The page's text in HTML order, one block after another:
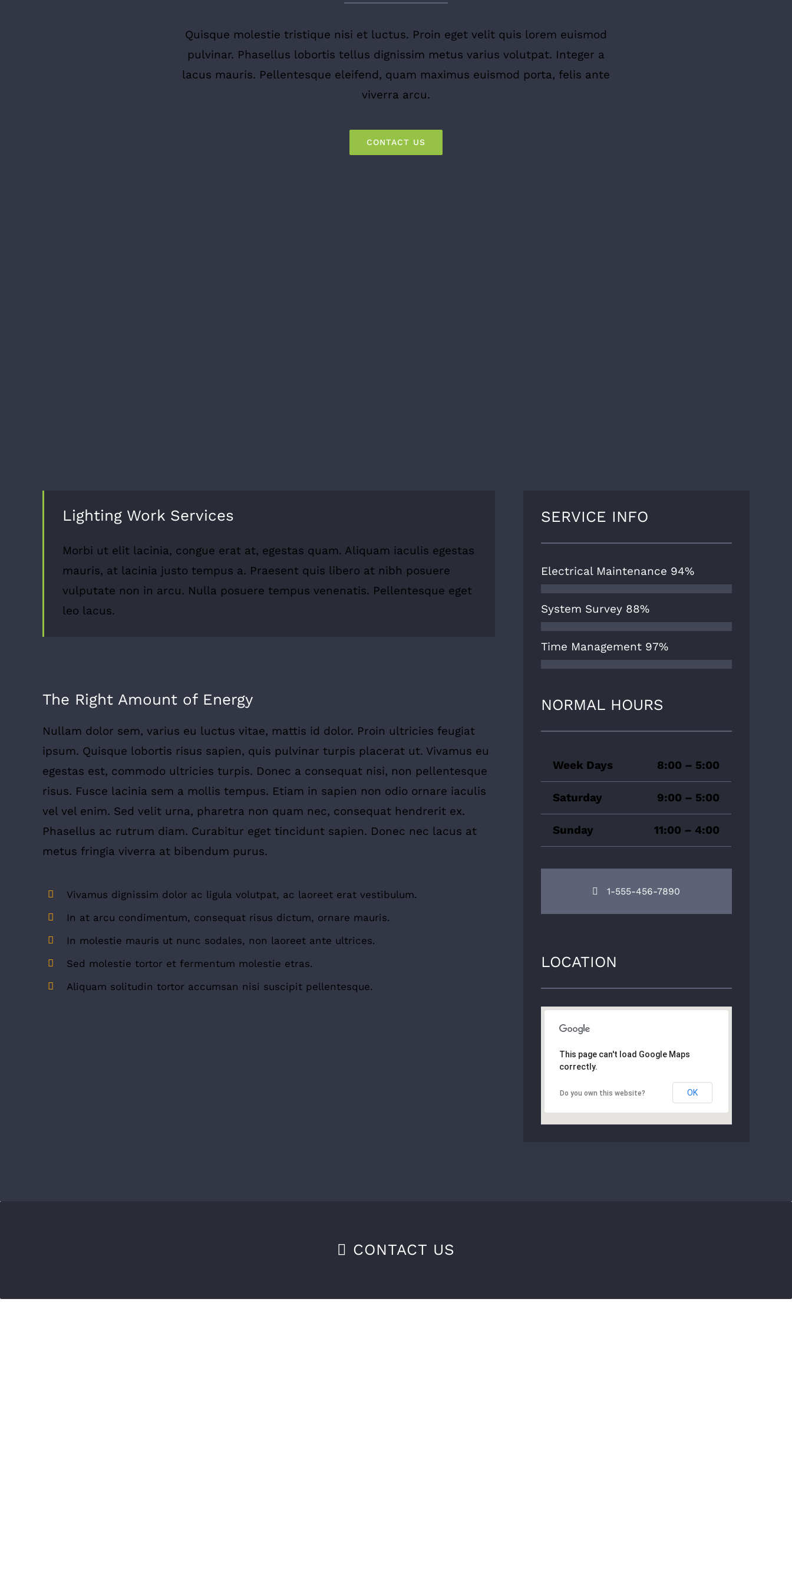
Quisque molestie tristique nisi et luctus. Proin eget velit quis lorem euismod
pulvinar. Phasellus lobortis tellus dignissim metus varius volutpat. Integer a
lacus mauris. Pellentesque eleifend, quam maximus euismod porta, felis ante
viverra arcu.
CONTACT US
Lighting Work Services
Morbi ut elit lacinia, congue erat at, egestas quam. Aliquam iaculis egestas
mauris, at lacinia justo tempus a. Praesent quis libero at nibh posuere
vulputate non in arcu. Nulla posuere tempus venenatis. Pellentesque eget
leo lacus.
The Right Amount of Energy
Nullam dolor sem, varius eu luctus vitae, mattis id dolor. Proin ultricies feugiat
ipsum. Quisque lobortis risus sapien, quis pulvinar turpis placerat ut. Vivamus eu
egestas est, commodo ultricies turpis. Donec a consequat nisi, non pellentesque
risus. Fusce lacinia sem a mollis tempus. Etiam in sapien non odio ornare iaculis
vel vel enim. Sed velit urna, pharetra non quam nec, consequat hendrerit ex.
Phasellus ac rutrum diam. Curabitur eget tincidunt sapien. Donec nec lacus at
metus fringia viverra at bibendum purus.
Vivamus dignissim dolor ac ligula volutpat, ac laoreet erat vestibulum.
In at arcu condimentum, consequat risus dictum, ornare mauris.
In molestie mauris ut nunc sodales, non laoreet ante ultrices.
Sed molestie tortor et fermentum molestie etras.
Aliquam solitudin tortor accumsan nisi suscipit pellentesque.
SERVICE INFO
Electrical Maintenance 94%
System Survey 88%
Time Management 97%
NORMAL HOURS
Week Days 8:00 – 5:00
Saturday 9:00 – 5:00
Sunday 11:00 – 4:00
1-555-456-7890
LOCATION
This page can't load Google Maps
correctly.
Do you own this website? OK
CONTACT US